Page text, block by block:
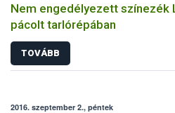
Nem engedélyezett színezék
pácolt tarlórépában
TOVÁBB
2016. szeptember 2., péntek